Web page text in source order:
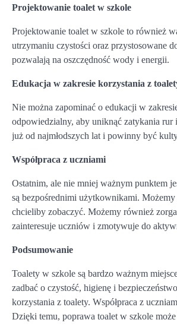
Projektowanie toalet w szkole
Projektowanie toalet w szkole to również
utrzymaniu czystości oraz przystosowane
pozwalają na oszczędność wody i energii.
Edukacja w zakresie korzystania z
Nie można zapominać o edukacji w
odpowiedzialny, aby uniknąć zatykania
już od najmłodszych lat i powinny być
Współpraca z uczniami
Ostatnim, ale nie mniej ważnym punktem
są bezpośrednimi użytkownikami.
chcieliby zobaczyć. Możemy również
zainteresuje uczniów i zmotywuje do
Podsumowanie
Toalety w szkole są bardzo ważnym
zadbać o czystość, higienę i
korzystania z toalety. Współpraca z
Dzięki temu, poprawa toalet w szkole